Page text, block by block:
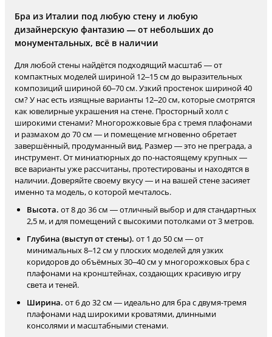
Бра из Италии под любую стену и любую
дизайнерскую фантазию — от небольших до
монументальных, всё в наличии
Для любой стены найдётся подходящий масштаб — от
компактных моделей шириной 12–15 см до выразительных
композиций шириной 60–70 см. Узкий простенок шириной 40
см? У нас есть изящные варианты 12–20 см, которые смотрятся
как ювелирные украшения на стене. Просторный холл с
широкими стенами? Многорожковые бра с тремя плафонами
и размахом до 70 см — и помещение мгновенно обретает
завершённый, продуманный вид. Размер — это не преграда, а
инструмент. От миниатюрных до по-настоящему крупных —
все варианты уже рассчитаны, протестированы и находятся в
наличии. Доверяйте своему вкусу — и на вашей стене засияет
именно та модель, о которой мечталось.
Высота. от 8 до 36 см — отличный выбор и для стандартных
2,5 м, и для помещений с высокими потолками от 3 метров.
Глубина (выступ от стены). от 1 до 50 см — от
минимальных 8–12 см у плоских моделей для узких
коридоров до объёмных 30–40 см у многорожковых бра с
плафонами на кронштейнах, создающих красивую игру
света и теней.
Ширина. от 6 до 32 см — идеально для бра с двумя-тремя
плафонами над широкими кроватями, длинными
консолями и масштабными стенами.